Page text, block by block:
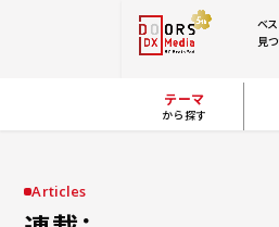
ベ
見
テーマ
から探す
Articles